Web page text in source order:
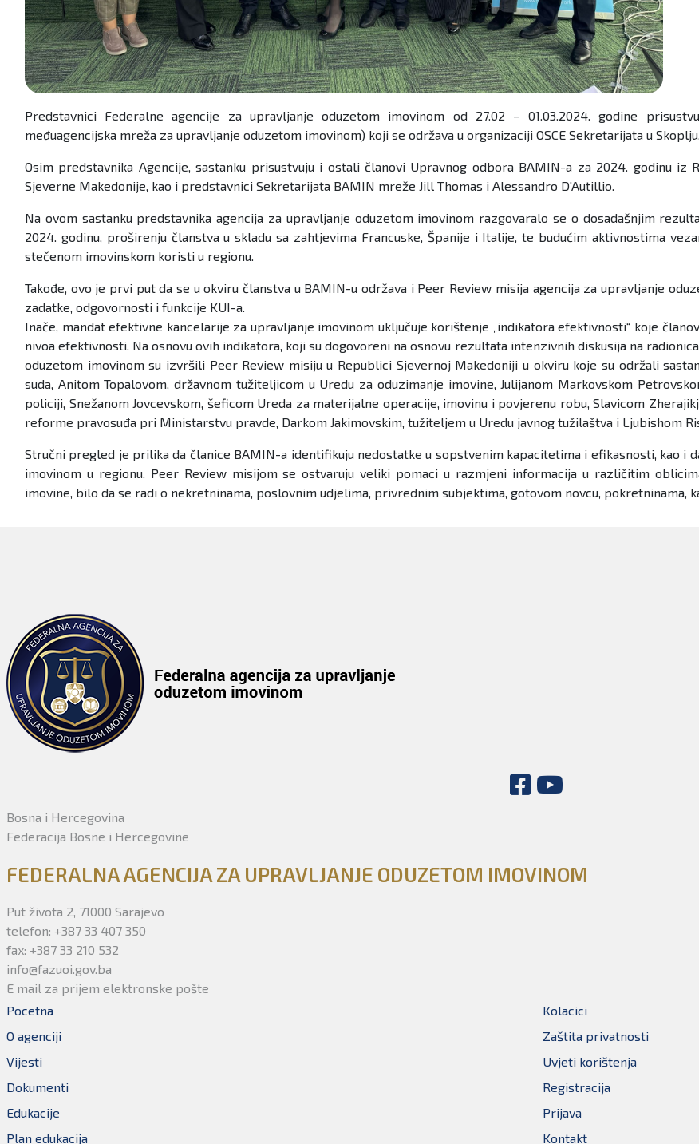
Predstavnici Federalne agencije za upravljanje oduzetom imovinom od 27.02 – 01.03.2024. godine
međuagencijska mreža za upravljanje oduzetom imovinom) koji se održava u organizaciji OSCE Sekretarijata u
Osim predstavnika Agencije, sastanku prisustvuju i ostali članovi Upravnog odbora BAMIN-a za 2024. godinu iz
Sjeverne Makedonije, kao i predstavnici Sekretarijata BAMIN mreže Jill Thomas i Alessandro D'Autillio.
Na ovom sastanku predstavnika agencija za upravljanje oduzetom imovinom razgovaralo se o dosadašnjim
2024. godinu, proširenju članstva u skladu sa zahtjevima Francuske, Španije i Italije, te budućim aktivnostima
stečenom imovinskom koristi u regionu.
Takođe, ovo je prvi put da se u okviru članstva u BAMIN-u održava i Peer Review misija agencija za upravljanje
zadatke, odgovornosti i funkcije KUI-a.
Inače, mandat efektivne kancelarije za upravljanje imovinom uključuje korištenje „indikatora efektivnosti“ koje
nivoa efektivnosti. Na osnovu ovih indikatora, koji su dogovoreni na osnovu rezultata intenzivnih diskusija na
oduzetom imovinom su izvršili Peer Review misiju u Republici Sjevernoj Makedoniji u okviru koje su održali
suda, Anitom Topalovom, državnom tužiteljicom u Uredu za oduzimanje imovine, Julijanom Markovskom
policiji, Snežanom Jovcevskom, šeficom Ureda za materijalne operacije, imovinu i povjerenu robu, Slavicom
reforme pravosuđa pri Ministarstvu pravde, Darkom Jakimovskim, tužiteljem u Uredu javnog tužilaštva i Ljubishom
Stručni pregled je prilika da članice BAMIN-a identifikuju nedostatke u sopstvenim kapacitetima i efikasnosti, kao i
imovinom u regionu. Peer Review misijom se ostvaruju veliki pomaci u razmjeni informacija u različitim
imovine, bilo da se radi o nekretninama, poslovnim udjelima, privrednim subjektima, gotovom novcu, pokretninama,
Bosna i Hercegovina
Federacija Bosne i Hercegovine
FEDERALNA AGENCIJA ZA UPRAVLJANJE ODUZETOM IMOVINOM
Put života 2, 71000 Sarajevo
telefon: +387 33 407 350
fax: +387 33 210 532
info@fazuoi.gov.ba
E mail za prijem elektronske pošte
Pocetna
O agenciji
Vijesti
Dokumenti
Edukacije
Plan edukacija
Kolacici
Zaštita privatnosti
Uvjeti korištenja
Registracija
Prijava
Kontakt